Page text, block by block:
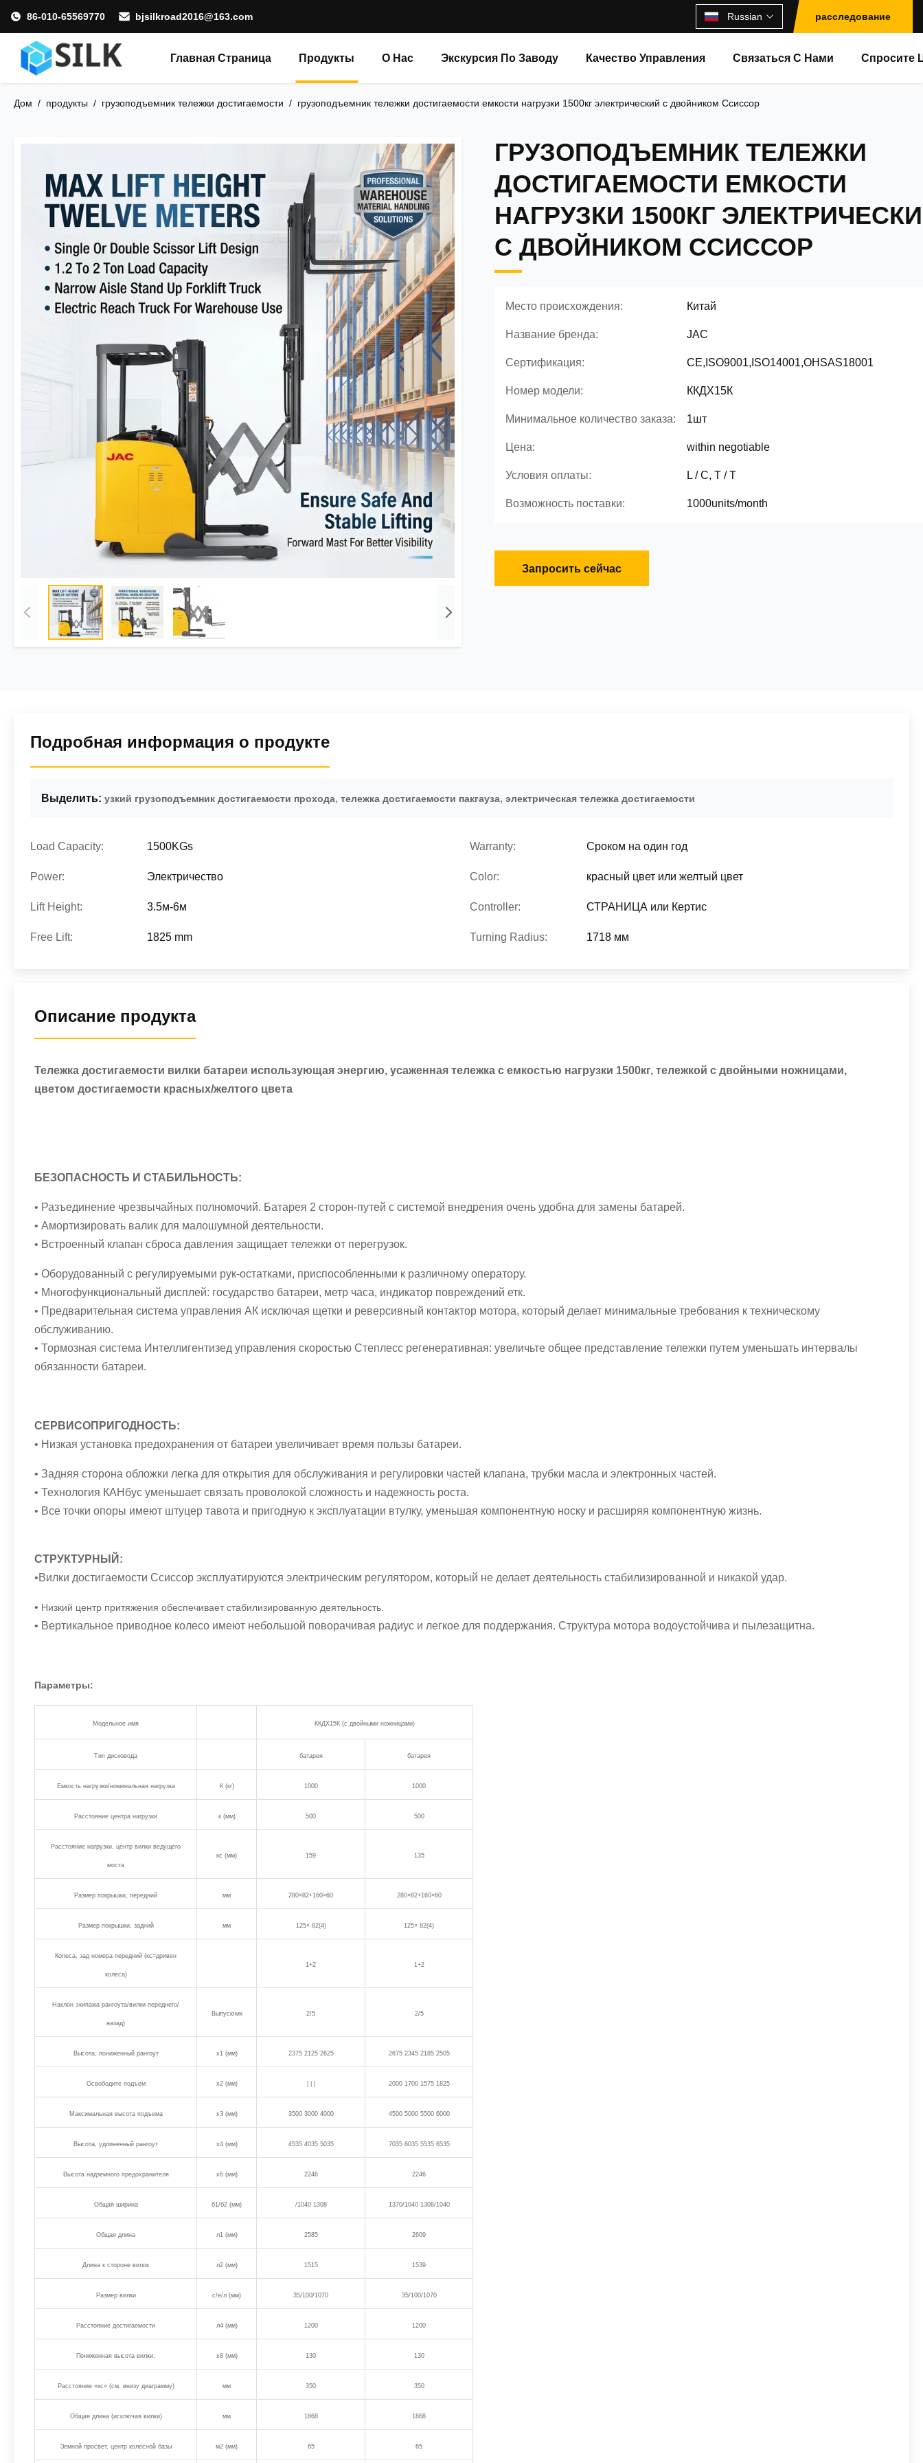
86-010-65569770 bjsilkroad2016@163.com Russian расследование
Главная Страница Продукты О Нас Экскурсия По Заводу Качество Управления Связаться С Нами Спросите
Дом / продукты / грузоподъемник тележки достигаемости / грузоподъемник тележки достигаемости емкости нагрузки 1500кг электрический с двойником Ссиссор
ГРУЗОПОДЪЕМНИК ТЕЛЕЖКИ
ДОСТИГАЕМОСТИ ЕМКОСТИ
НАГРУЗКИ 1500КГ
С ДВОЙНИКОМ ССИССОР
Место происхождения: Китай
Название бренда: JAC
Сертификация: CE,ISO9001,ISO14001,OHSAS18001
Номер модели: ККДХ15К
Минимальное количество заказа: 1шт
Цена: within negotiable
Условия оплаты: L / C, T / T
Возможность поставки: 1000units/month
Запросить сейчас
Подробная информация о продукте
Выделить: узкий грузоподъемник достигаемости прохода, тележка достигаемости пакгауза, электрическая тележка достигаемости
Load Capacity: 1500KGs Warranty: Сроком на один год
Power: Электричество Color: красный цвет или желтый цвет
Lift Height: 3.5м-6м Controller: СТРАНИЦА или Кертис
Free Lift: 1825 mm Turning Radius: 1718 мм
Описание продукта
Тележка достигаемости вилки батареи использующая энергию, усаженная тележка с емкостью нагрузки 1500кг, тележкой с двойными ножницами,
цветом достигаемости красных/желтого цвета
БЕЗОПАСНОСТЬ И СТАБИЛЬНОСТЬ:
• Разъединение чрезвычайных полномочий. Батарея 2 сторон-путей с системой внедрения очень удобна для замены батарей.
• Амортизировать валик для малошумной деятельности.
• Встроенный клапан сброса давления защищает тележки от перегрузок.
• Оборудованный с регулируемыми рук-остатками, приспособленными к различному оператору.
• Многофункциональный дисплей: государство батареи, метр часа, индикатор повреждений етк.
• Предварительная система управления АК исключая щетки и реверсивный контактор мотора, который делает минимальные требования к техническому
обслуживанию.
• Тормозная система Интеллигентизед управления скоростью Степлесс регенеративная: увеличьте общее представление тележки путем уменьшать интервалы
обязанности батареи.
СЕРВИСОПРИГОДНОСТЬ:
• Низкая установка предохранения от батареи увеличивает время пользы батареи.
• Задняя сторона обложки легка для открытия для обслуживания и регулировки частей клапана, трубки масла и электронных частей.
• Технология КАНбус уменьшает связать проволокой сложность и надежность роста.
• Все точки опоры имеют штуцер тавота и пригодную к эксплуатации втулку, уменьшая компонентную носку и расширяя компонентную жизнь.
СТРУКТУРНЫЙ:
•Вилки достигаемости Ссиссор эксплуатируются электрическим регулятором, который не делает деятельность стабилизированной и никакой удар.
• Низкий центр притяжения обеспечивает стабилизированную деятельность.
• Вертикальное приводное колесо имеют небольшой поворачивая радиус и легкое для поддержания. Структура мотора водоустойчива и пылезащитна.
Параметры:
Модельное имя ККДХ15К (с двойными ножницами)
Тип дисковода батарея батарея
Емкость нагрузки/номинальная нагрузка К (кг) 1000 1000
Расстояние центра нагрузки к (мм) 500 500
Расстояние нагрузки, центр вилки ведущего
моста
кс (мм) 159 135
Размер покрышки, передний мм 280×82+160×60 280×82+160×60
Размер покрышки, задний мм 125× 82(4) 125× 82(4)
Колеса, зад номера передний (кс=дривен
колеса)
1+2 1+2
Наклон экипажа рангоута/вилки переднего/
назад)
Выпускник 2/5 2/5
Высота, пониженный рангоут х1 (мм) 2375 2125 2625 2675 2345 2185 2505
Освободите подъем х2 (мм) 2000 1700 1575 1825
Максимальная высота подъема х3 (мм) 3500 3000 4000 4500 5000 5500 6000
Высота, удлиненный рангоут х4 (мм) 4535 4035 5035 7035 6035 5535 6535
Высота надземного предохранителя х6 (мм) 2246 2246
Общая ширина б1/б2 (мм) /1040 1308 1370/1040 1308/1040
Общая длина л1 (мм) 2585 2609
Длина к стороне вилок л2 (мм) 1515 1539
Размер вилки с/е/л (мм) 35/100/1070 35/100/1070
Расстояние достигаемости л4 (мм) 1200 1200
Пониженная высота вилки, х8 (мм) 130 130
Расстояние «кс» (см. внизу диаграмму) мм 350 350
Общая длина (исключая вилки) мм 1868 1868
Земной просвет, центр колесной базы м2 (мм) 65 65